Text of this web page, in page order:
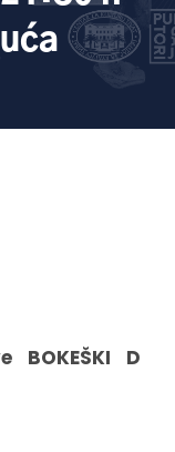
BOKEŠKI D